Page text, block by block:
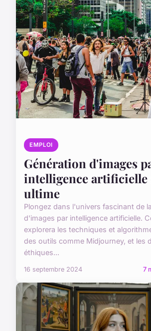
EMPLOI
Génération d'images
intelligence artificielle
ultime
Plongez dans l'univers fascinant de
d'images par intelligence artificielle.
explorera les techniques et
des outils comme Midjourney, et les
éthiques...
16 septembre 2024 7